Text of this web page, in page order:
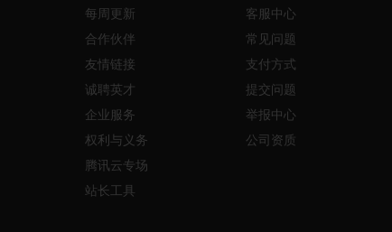
每周更新
合作伙伴
友情链接
诚聘英才
企业服务
权利与义务
腾讯云专场
站长工具
客服中心
常见问题
支付方式
提交问题
举报中心
公司资质